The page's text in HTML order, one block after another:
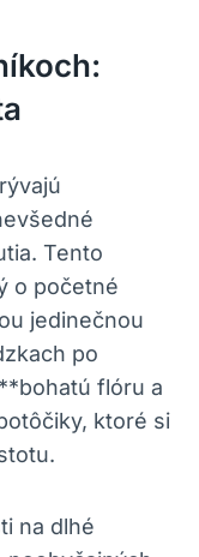
Tento
o početné
jedinečnou
po
⁤flóru a
ktoré si
na dlhé⁢